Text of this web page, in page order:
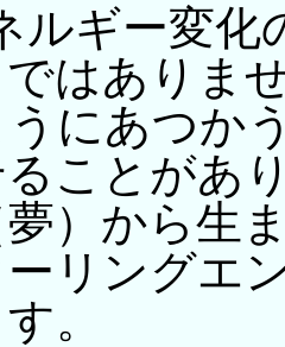
ルギー変化
ではありま
にあつか
ことがあ
）から生
リングエ
。